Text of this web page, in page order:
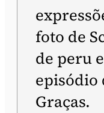
foto de
de peru
episódio
Graças.